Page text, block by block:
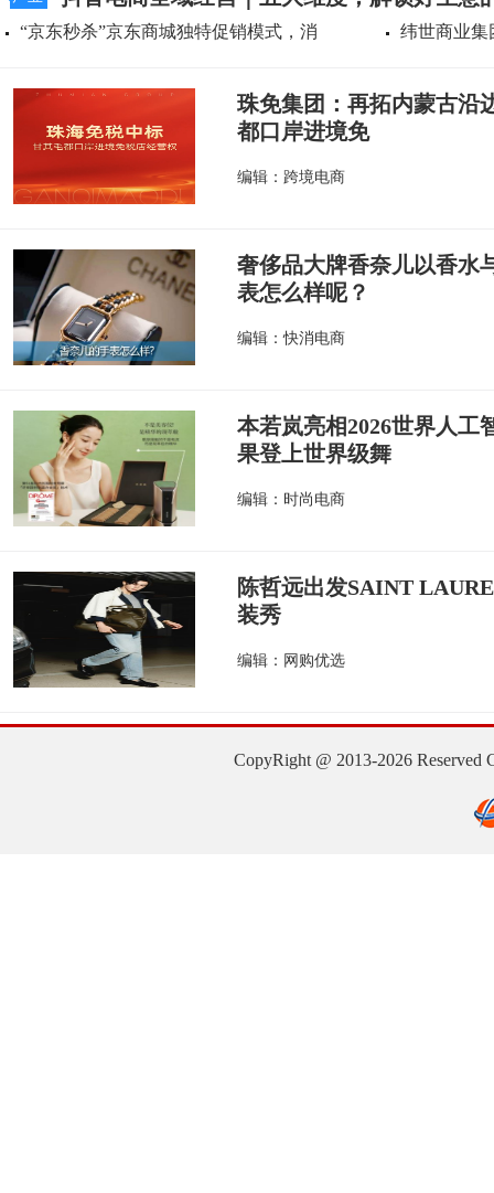
“京东秒杀”京东商城独特促销模式，消 纬世商业集
珠免集团：再拓内蒙古沿
都口岸进境免
编辑：跨境电商
奢侈品大牌香奈儿以香水
表怎么样呢？
编辑：快消电商
本若岚亮相2026世界人工
果登上世界级舞
编辑：时尚电商
陈哲远出发SAINT
装秀
编辑：网购优选
CopyRight @ 2013-2026